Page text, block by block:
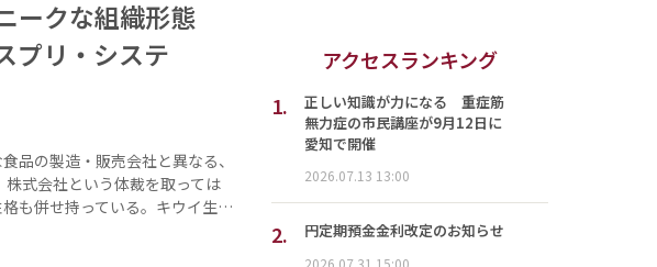
ークな組織形態
プリ・システ
品の製造・販売会社と異なる、
式会社という体裁を取っては
も併せ持っている。キウイ生…
アクセスランキング
1.
正しい知識が力になる 重症筋
無力症の市民講座が9月12日に
愛知で開催
2026.07.13 13:00
2. 円定期預金金利改定のお知らせ
2026.07.31 15:00